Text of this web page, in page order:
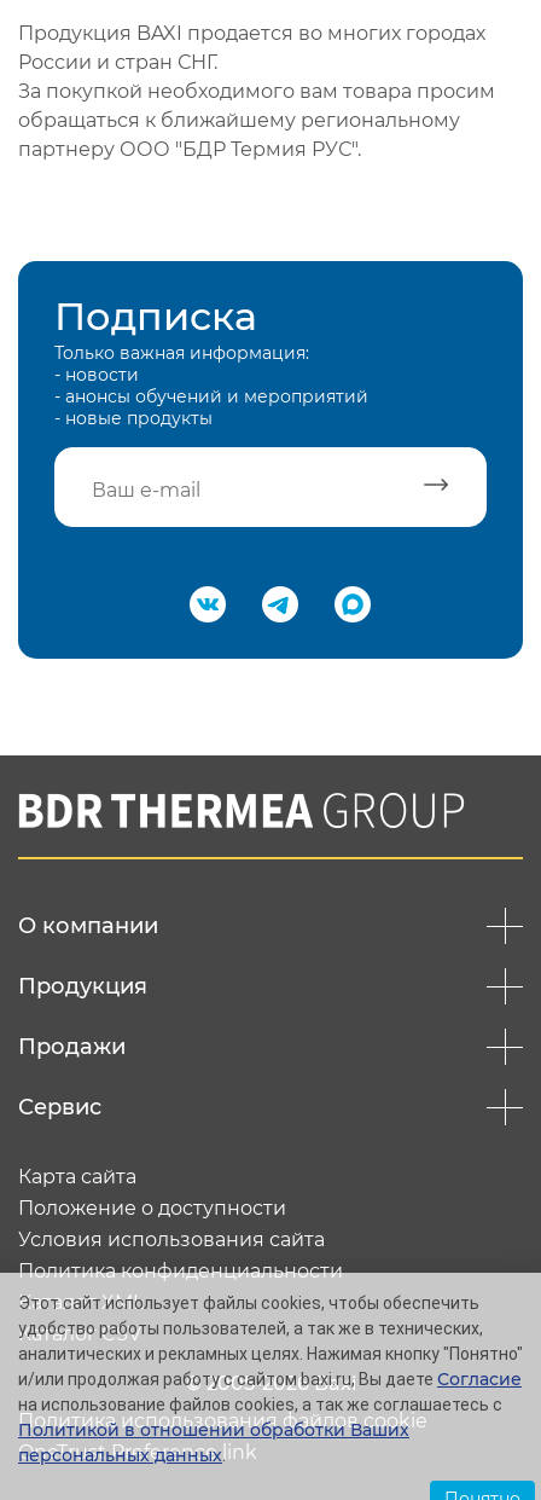
Продукция BAXI продается во многих городах
России и стран СНГ.
За покупкой необходимого вам товара просим
обращаться к ближайшему региональному
партнеру ООО "БДР Термия РУС".
Подписка
Только важная информация:
- новости
- анонсы обучений и мероприятий
- новые продукты
Подтвердить e-mail
Вы соглашаетесь с нашей политикой
конфеденциальности
О компании
Продукция
Продажи
Сервис
© 2005-2026 Baxi
Карта сайта
Положение о доступности
Условия использования сайта
Политика конфиденциальности
Каталог XML
Каталог CSV
Политика использования файлов cookie
OneTrust Preference link
Этот сайт использует файлы cookies, чтобы обеспечить
удобство работы пользователей, а так же в технических,
аналитических и рекламных целях. Нажимая кнопку "Понятно"
и/или продолжая работу с сайтом baxi.ru, Вы даете Согласие
на использование файлов cookies, а так же соглашаетесь с
Политикой в отношении обработки Ваших
персональных данных.